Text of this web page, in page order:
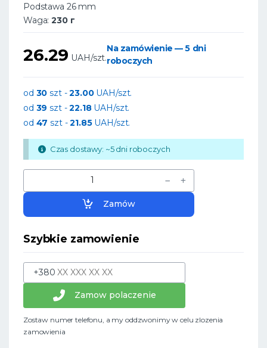
Podstawa 26 mm
Waga:230 г
26.29 UAH/szt.
Na zamówienie — 5 dni
roboczych
od 30 szt -23.00UAH/szt.
od 39 szt -22.18UAH/szt.
od 47 szt -21.85UAH/szt.
Czas dostawy: ~5 dni roboczych
Zamów
Szybkie zamowienie
+380
Zamow polaczenie
Zostaw numer telefonu, a my oddzwonimy w celu zlozenia
zamowienia